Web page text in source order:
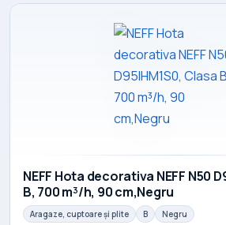
NEFF Hota decorativa NEFF N50
B, 700 m³/h, 90 cm,Negru
Aragaze, cuptoare și plite B Negru